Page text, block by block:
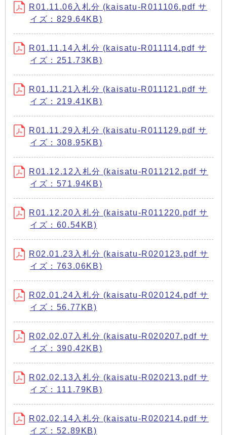
R01.11.06入札分 (kaisatu-R011106.pdf サ
イズ：829.64KB)
R01.11.14入札分 (kaisatu-R011114.pdf サ
イズ：251.73KB)
R01.11.21入札分 (kaisatu-R011121.pdf サ
イズ：219.41KB)
R01.11.29入札分 (kaisatu-R011129.pdf サ
イズ：308.95KB)
R01.12.12入札分 (kaisatu-R011212.pdf サ
イズ：571.94KB)
R01.12.20入札分 (kaisatu-R011220.pdf サ
イズ：60.54KB)
R02.01.23入札分 (kaisatu-R020123.pdf サ
イズ：763.06KB)
R02.01.24入札分 (kaisatu-R020124.pdf サ
イズ：56.77KB)
R02.02.07入札分 (kaisatu-R020207.pdf サ
イズ：390.42KB)
R02.02.13入札分 (kaisatu-R020213.pdf サ
イズ：111.79KB)
R02.02.14入札分 (kaisatu‐R020214.pdf サ
イズ：52.89KB)